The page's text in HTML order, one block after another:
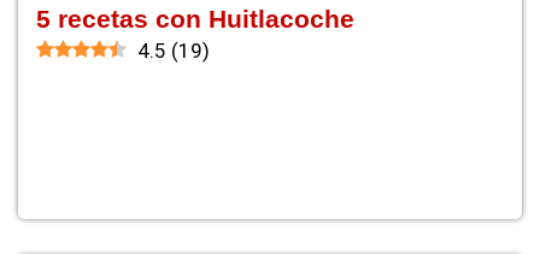
5 recetas con Huitlacoche
4.5 (19)